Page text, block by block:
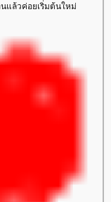
แล้วค่อยเริ่มต้นใหม่